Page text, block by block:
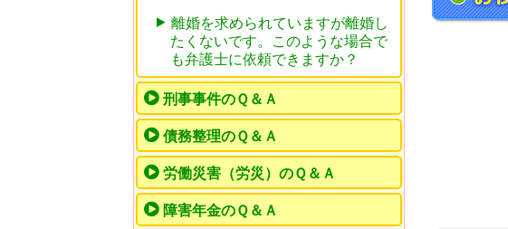
離婚を求められていますが離婚し
たくないです。このような場合で
も弁護士に依頼できますか？
刑事事件のＱ＆Ａ
債務整理のＱ＆Ａ
労働災害（労災）のＱ＆Ａ
障害年金のＱ＆Ａ